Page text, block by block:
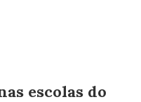
escolas do